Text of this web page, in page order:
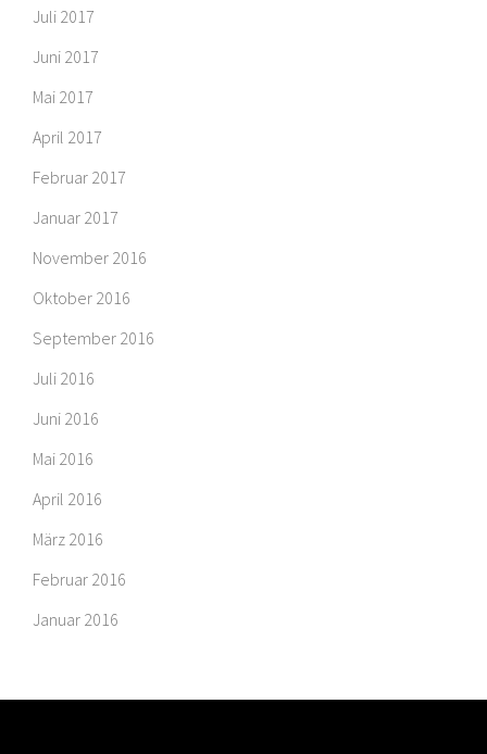
Juli 2017
Juni 2017
Mai 2017
April 2017
Februar 2017
Januar 2017
November 2016
Oktober 2016
September 2016
Juli 2016
Juni 2016
Mai 2016
April 2016
März 2016
Februar 2016
Januar 2016